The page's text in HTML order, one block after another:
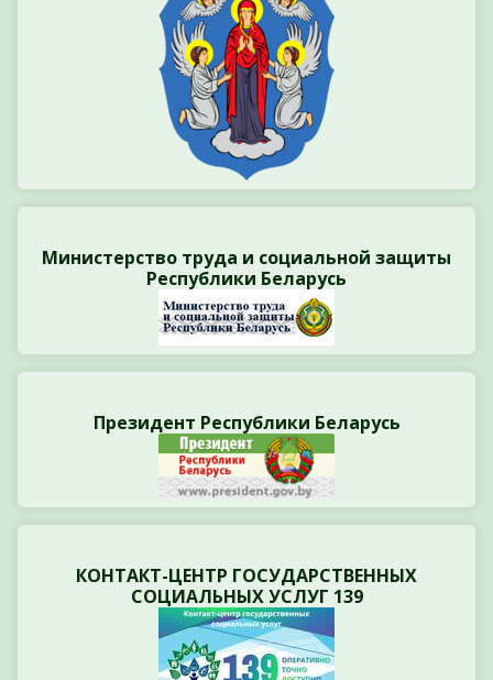
Министерство труда и социальной защиты
Республики Беларусь
Президент Республики Беларусь
КОНТАКТ-ЦЕНТР ГОСУДАРСТВЕННЫХ
СОЦИАЛЬНЫХ УСЛУГ 139